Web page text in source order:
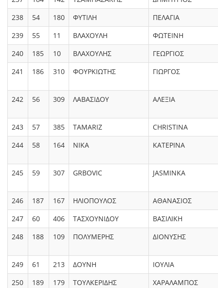
238
54 180 ΦΥΤΙΛΗ
ΠΕΛΑΓΙΑ
239
55 11 ΒΛΑΧΟΥΛΗ
ΦΩΤΕΙΝΗ
240
185 10 ΒΛΑΧΟΥΛΗΣ
ΓΕΩΡΓΙΟΣ
241
186 310 ΦΟΥΡΚΙΩΤΗΣ ΓΙΩΡΓΟΣ
242 56 309 ΛΑΒΑΣΙΔΟΥ ΑΛΕΞΙΑ
243 57 385 TAMARIZ
CHRISTINA
244
58 164 ΝΙΚΑ ΚΑΤΕΡΙΝΑ
245 59 307 GRBOVIC JASMINKA
246 187 167 ΗΛΙΟΠΟΥΛΟΣ
ΑΘΑΝΑΣΙΟΣ
247
60 406 ΤΑΣΧΟΥΝΙΔΟΥ
ΒΑΣΙΛΙΚΗ
248
188 109 ΠΟΛΥΜΕΡΗΣ ΔΙΟΝΥΣΗΣ
249 61 213 ΔΟΥΝΗ
ΙΟΥΛΙΑ
250
189 179 ΤΟΥΛΚΕΡΙΔΗΣ
ΧΑΡΑΛΑΜΠΟΣ